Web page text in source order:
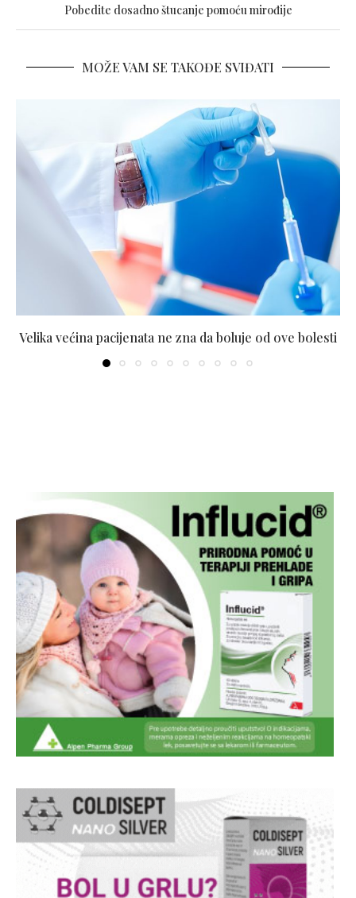
Pobedite dosadno štucanje pomoću mirođije
MOŽE VAM SE TAKOĐE SVIĐATI
Velika većina pacijenata ne zna da boluje od ove bolesti